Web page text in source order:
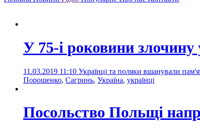
У 75-і роковини
11.03.2019 11:10 Українці та поляки вшанували
Порошенко, Сагринь, Україна, українці
Посольство Польщі